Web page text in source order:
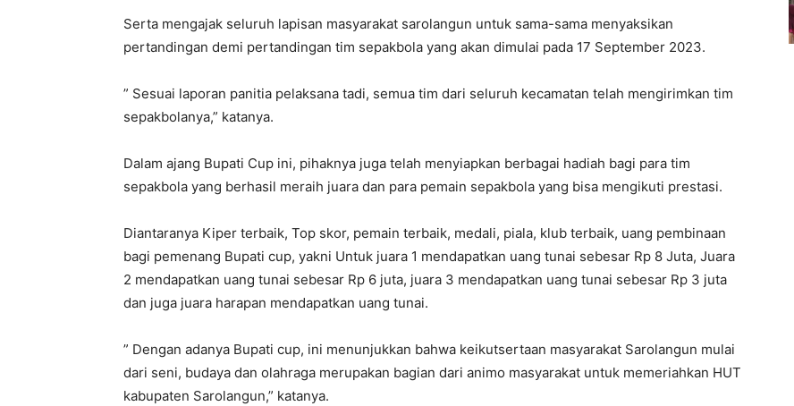
Serta mengajak seluruh lapisan masyarakat sarolangun untuk sama-sama menyaksikan
pertandingan demi pertandingan tim sepakbola yang akan dimulai pada 17 September 2023.
” Sesuai laporan panitia pelaksana tadi, semua tim dari seluruh kecamatan telah mengirimkan tim
sepakbolanya,” katanya.
Dalam ajang Bupati Cup ini, pihaknya juga telah menyiapkan berbagai hadiah bagi para tim
sepakbola yang berhasil meraih juara dan para pemain sepakbola yang bisa mengikuti prestasi.
Diantaranya Kiper terbaik, Top skor, pemain terbaik, medali, piala, klub terbaik, uang pembinaan
bagi pemenang Bupati cup, yakni Untuk juara 1 mendapatkan uang tunai sebesar Rp 8 Juta, Juara
2 mendapatkan uang tunai sebesar Rp 6 juta, juara 3 mendapatkan uang tunai sebesar Rp 3 juta
dan juga juara harapan mendapatkan uang tunai.
” Dengan adanya Bupati cup, ini menunjukkan bahwa keikutsertaan masyarakat Sarolangun mulai
dari seni, budaya dan olahraga merupakan bagian dari animo masyarakat untuk memeriahkan HUT
kabupaten Sarolangun,” katanya.